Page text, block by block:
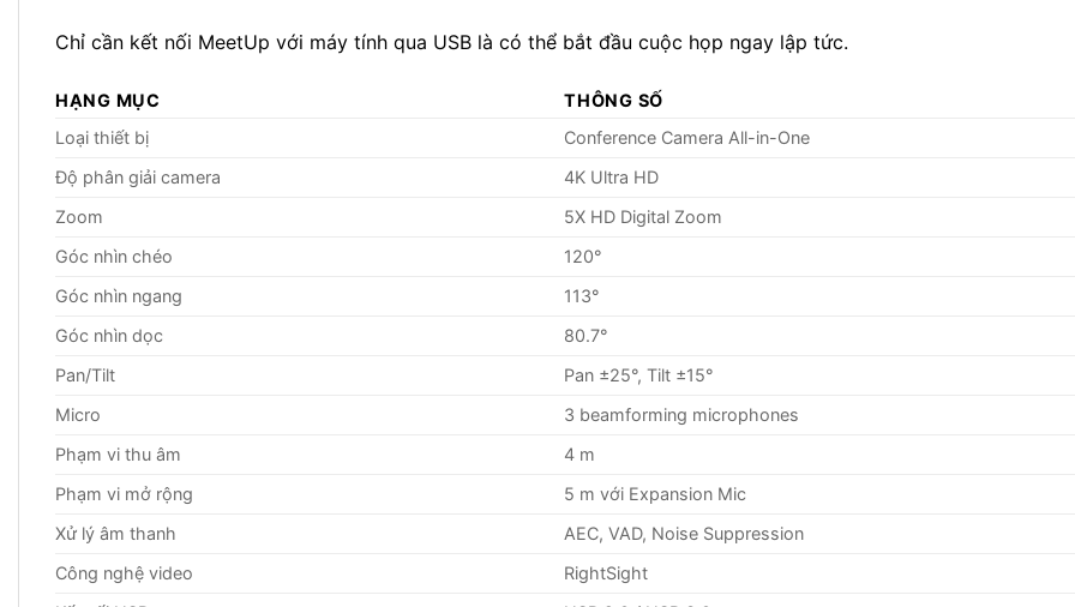
Chỉ cần kết nối MeetUp với máy tính qua USB là có thể bắt đầu cuộc họp ngay lập tức.
HẠNG MỤC
THÔNG SỐ
Loại thiết bị
Conference Camera All-in-One
Độ phân giải camera
4K Ultra HD
Zoom
5X HD Digital Zoom
Góc nhìn chéo
120°
Góc nhìn ngang
113°
Góc nhìn dọc
80.7°
Pan/Tilt
Pan ±25°, Tilt ±15°
Micro
3 beamforming microphones
Phạm vi thu âm
4 m
Phạm vi mở rộng
5 m với Expansion Mic
Xử lý âm thanh
AEC, VAD, Noise Suppression
Công nghệ video
RightSight